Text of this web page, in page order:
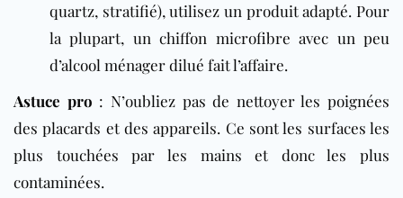
quartz, stratifié), utilisez un produit adapté. Pour
la plupart, un chiffon microfibre avec un peu
d’alcool ménager dilué fait l’affaire.
Astuce pro : N’oubliez pas de nettoyer les poignées
des placards et des appareils. Ce sont les surfaces les
plus touchées par les mains et donc les plus
contaminées.